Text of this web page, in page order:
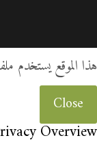
هذا الموقع يستخدم
Close
Overview